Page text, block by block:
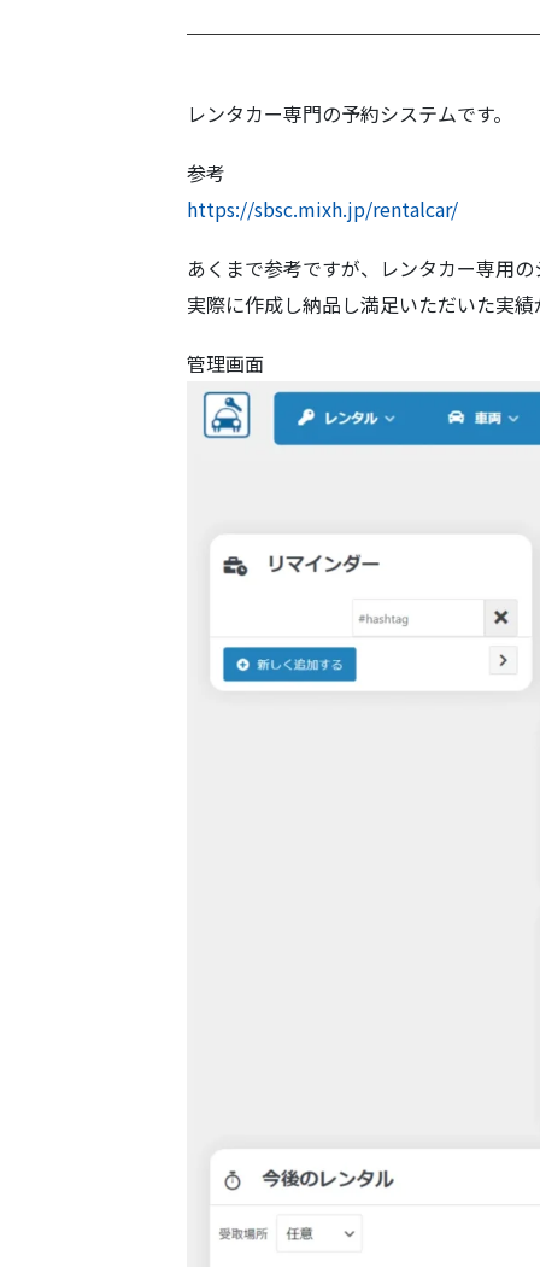
レンタカー専門の予約システムです。
参考
https://sbsc.mixh.jp/rentalcar/
あくまで参考ですが、レンタカー専用
実際に作成し納品し満足いただいた実
管理画面